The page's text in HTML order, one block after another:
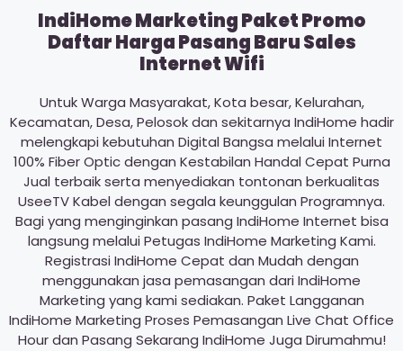
IndiHome Marketing Paket Promo
Daftar Harga Pasang Baru Sales
Internet Wifi
Untuk Warga Masyarakat, Kota besar, Kelurahan,
Kecamatan, Desa, Pelosok dan sekitarnya IndiHome hadir
melengkapi kebutuhan Digital Bangsa melalui Internet
100% Fiber Optic dengan Kestabilan Handal Cepat Purna
Jual terbaik serta menyediakan tontonan berkualitas
UseeTV Kabel dengan segala keunggulan Programnya.
Bagi yang menginginkan pasang IndiHome Internet bisa
langsung melalui Petugas IndiHome Marketing Kami.
Registrasi IndiHome Cepat dan Mudah dengan
menggunakan jasa pemasangan dari IndiHome
Marketing yang kami sediakan. Paket Langganan
IndiHome Marketing Proses Pemasangan Live Chat Office
Hour dan Pasang Sekarang IndiHome Juga Dirumahmu!